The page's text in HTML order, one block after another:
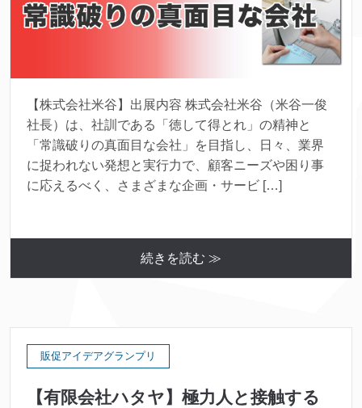
【株式会社米谷】出展内容 株式会社米谷（米谷一俊
社長）は、社訓である「徳して得とれ」の精神と
「常識破りの真面目な会社」を目指し、日々、業界
に捉われない発想と実行力で、顧客ニーズや困り事
に応えるべく、さまざまな企画・サービ […]
続きを読む ≫
販促アイデアグランプリ
【有限会社ハタヤ】極力人と接触する